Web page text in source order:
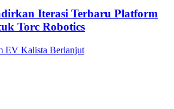
Iterasi Terbaru Platform
Torc Robotics